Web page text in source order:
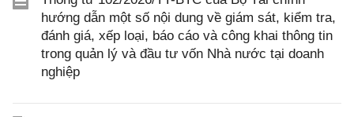
hướng dẫn một số nội dung về giám sát, kiểm tra,
đánh giá, xếp loại, báo cáo và công khai thông tin
trong quản lý và đầu tư vốn Nhà nước tại doanh
nghiệp